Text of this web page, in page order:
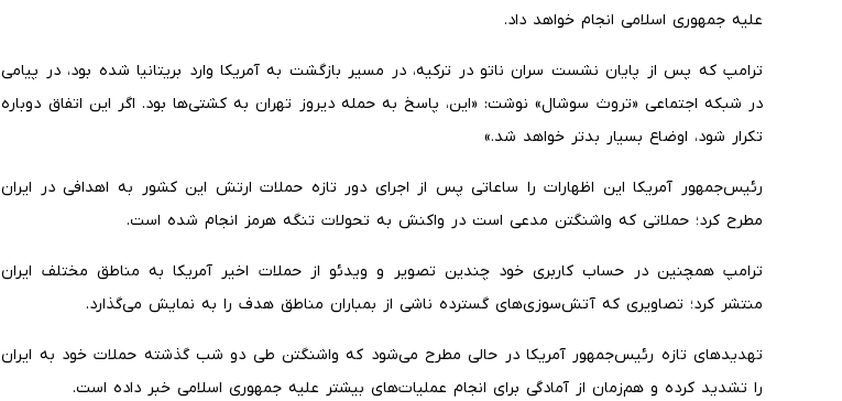
علیه جمهوری اسلامی انجام خواهد داد.
ترامپ که پس از پایان نشست سران ناتو در ترکیه، در مسیر بازگشت به آمریکا وارد بریتانیا شده بود، در پیامی
در شبکه اجتماعی «تروث سوشال» نوشت: «این، پاسخ به حمله دیروز تهران به کشتی‌ها بود. اگر این اتفاق دوباره
تکرار شود، اوضاع بسیار بدتر خواهد شد.»
رئیس‌جمهور آمریکا این اظهارات را ساعاتی پس از اجرای دور تازه حملات ارتش این کشور به اهدافی در ایران
مطرح کرد؛ حملاتی که واشنگتن مدعی است در واکنش به تحولات تنگه هرمز انجام شده است.
ترامپ همچنین در حساب کاربری خود چندین تصویر و ویدئو از حملات اخیر آمریکا به مناطق مختلف ایران
منتشر کرد؛ تصاویری که آتش‌سوزی‌های گسترده ناشی از بمباران مناطق هدف را به نمایش می‌گذارد.
تهدیدهای تازه رئیس‌جمهور آمریکا در حالی مطرح می‌شود که واشنگتن طی دو شب گذشته حملات خود به ایران
را تشدید کرده و هم‌زمان از آمادگی برای انجام عملیات‌های بیشتر علیه جمهوری اسلامی خبر داده است.